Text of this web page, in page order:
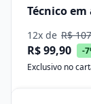
Técnico
12x de R$
R$ 99,90
-
Exclusivo no